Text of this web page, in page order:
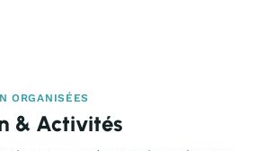
ORGANISÉES
& Activités